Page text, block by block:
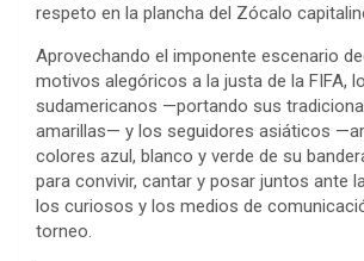
respeto en la plancha del Zócalo
Aprovechando el imponente escenario
motivos alegóricos a la justa de la FIFA,
sudamericanos —portando sus
amarillas— y los seguidores asiáticos
colores azul, blanco y verde de su
para convivir, cantar y posar juntos ante
los curiosos y los medios de
torneo.